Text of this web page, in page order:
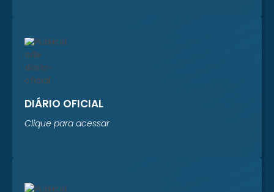
DIÁRIO OFICIAL
Clique para acessar